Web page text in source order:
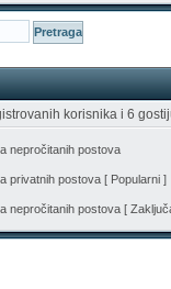
korisnika i 6
nepročitanih postova
privatnih postova [ Popularni ]
nepročitanih postova [